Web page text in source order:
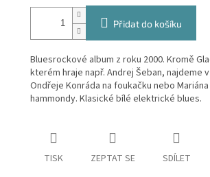
Přidat do košíku
Bluesrockové album z roku 2000. Kromě
kterém hraje např. Andrej Šeban, najdeme
Ondřeje Konráda na foukačku nebo
hammondy. Klasické bílé elektrické blues.
TISK ZEPTAT SE SDÍLET